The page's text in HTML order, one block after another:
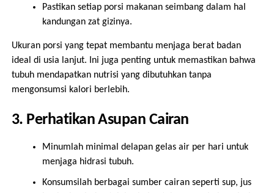
Pastikan setiap porsi makanan seimbang dalam hal
kandungan zat gizinya.
Ukuran porsi yang tepat membantu menjaga berat badan
ideal di usia lanjut. Ini juga penting untuk memastikan bahwa
tubuh mendapatkan nutrisi yang dibutuhkan tanpa
mengonsumsi kalori berlebih.
3. Perhatikan Asupan Cairan
Minumlah minimal delapan gelas air per hari untuk
menjaga hidrasi tubuh.
Konsumsilah berbagai sumber cairan seperti sup, jus